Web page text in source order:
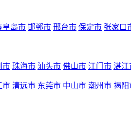
皇岛市 邯郸市 邢台市 保定市 张家口
市 珠海市 汕头市 佛山市 江门市 湛江
市 清远市 东莞市 中山市 潮州市 揭阳